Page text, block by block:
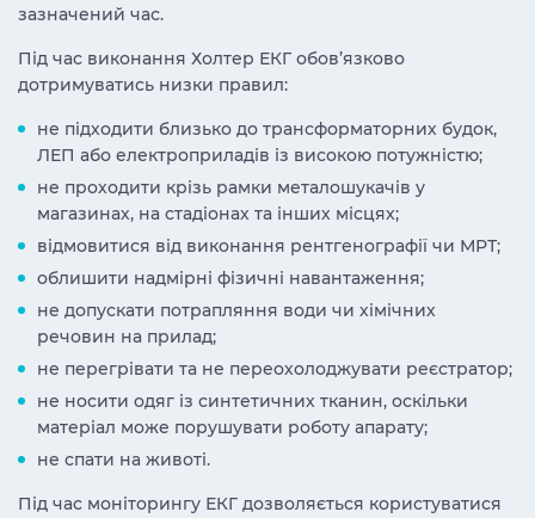
зазначений час.
Під час виконання Холтер ЕКГ обов’язково
дотримуватись низки правил:
не підходити близько до трансформаторних будок,
ЛЕП або електроприладів із високою потужністю;
не проходити крізь рамки металошукачів у
магазинах, на стадіонах та інших місцях;
відмовитися від виконання рентгенографії чи МРТ;
облишити надмірні фізичні навантаження;
не допускати потрапляння води чи хімічних
речовин на прилад;
не перегрівати та не переохолоджувати реєстратор;
не носити одяг із синтетичних тканин, оскільки
матеріал може порушувати роботу апарату;
не спати на животі.
Під час моніторингу ЕКГ дозволяється користуватися